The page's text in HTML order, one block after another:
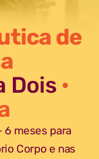
de
Dois •
meses para
Corpo e nas